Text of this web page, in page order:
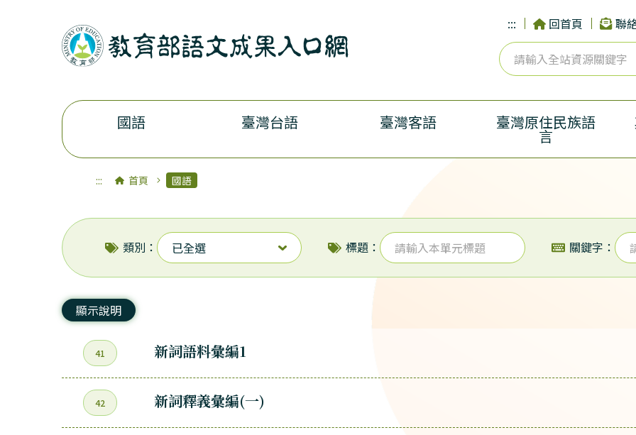
::: 回首頁 聯
國語 臺灣台語 臺灣客語 臺灣原住民族語
言
::: 首頁 國語
類別： 已全選 標題： 關鍵字：
顯示說明
41 新詞語料彙編1
42 新詞釋義彙編(一)